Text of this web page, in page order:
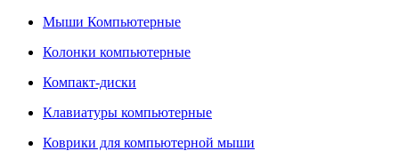
Мыши Компьютерные
Колонки компьютерные
Компакт-диски
Клавиатуры компьютерные
Коврики для компьютерной мыши